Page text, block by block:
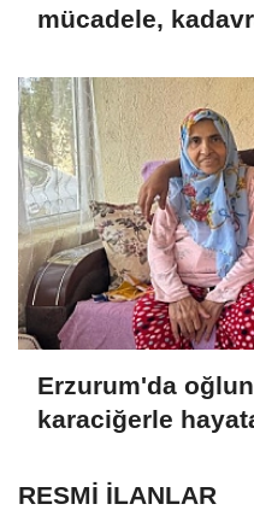
mücadele,
Erzurum'da
karaciğerle
RESMİ İLANLAR